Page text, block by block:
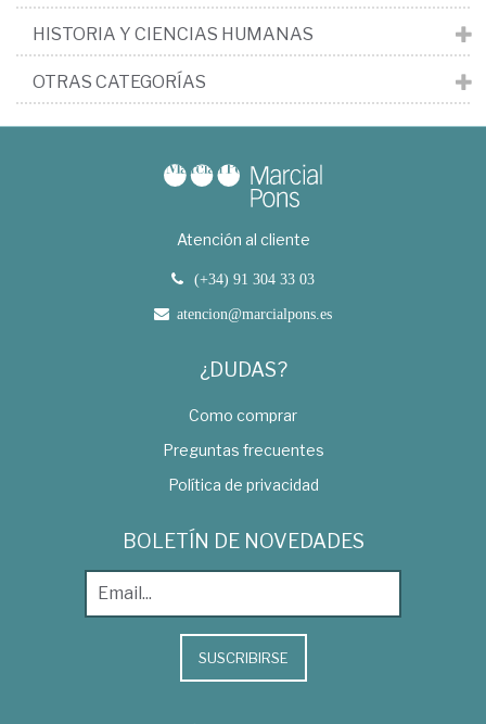
HISTORIA Y CIENCIAS HUMANAS
OTRAS CATEGORÍAS
Atención al cliente
(+34) 91 304 33 03
atencion@marcialpons.es
¿DUDAS?
Como comprar
Preguntas frecuentes
Política de privacidad
BOLETÍN DE NOVEDADES
SUSCRIBIRSE